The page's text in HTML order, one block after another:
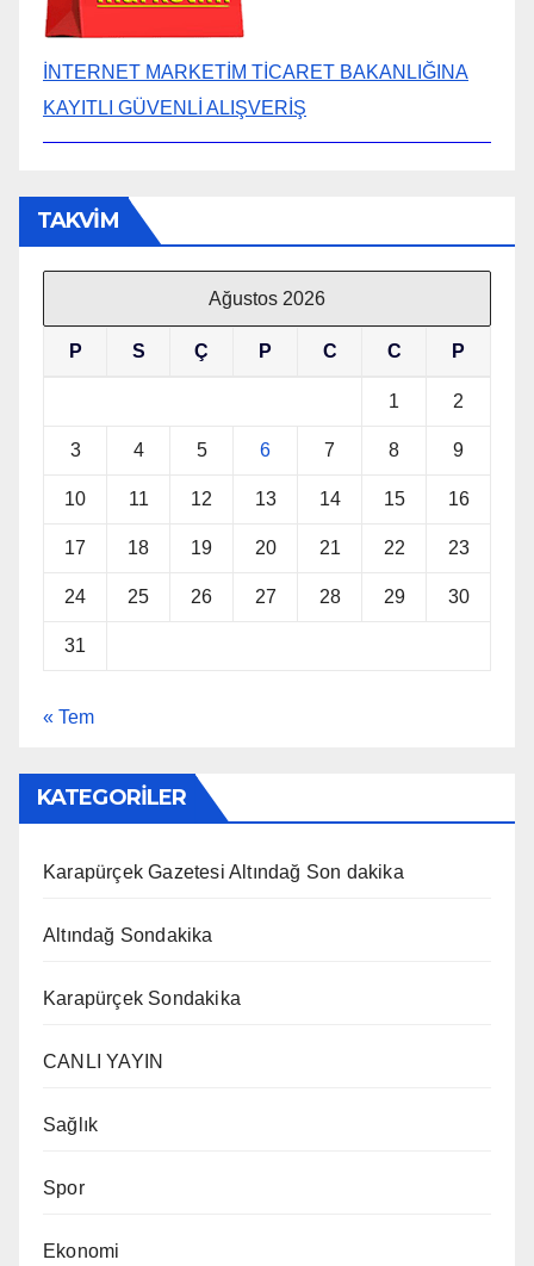
İNTERNET MARKETİM TİCARET BAKANLIĞINA
KAYITLI GÜVENLİ ALIŞVERİŞ
TAKVİM
Ağustos 2026
P S Ç P C C P
1 2
3 4 5 6 7 8 9
10 11 12 13 14 15 16
17 18 19 20 21 22 23
24 25 26 27 28 29 30
31
« Tem
KATEGORİLER
Karapürçek Gazetesi Altındağ Son dakika
Altındağ Sondakika
Karapürçek Sondakika
CANLI YAYIN
Sağlık
Spor
Ekonomi